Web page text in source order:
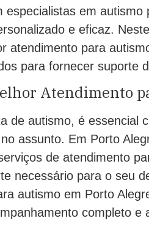
especialistas em
e eficaz.
atendimento para
para fornecer suporte
Atendimento
de autismo, é essencial
assunto. Em Porto
de atendimento
necessário para o seu
autismo em Porto
completo e